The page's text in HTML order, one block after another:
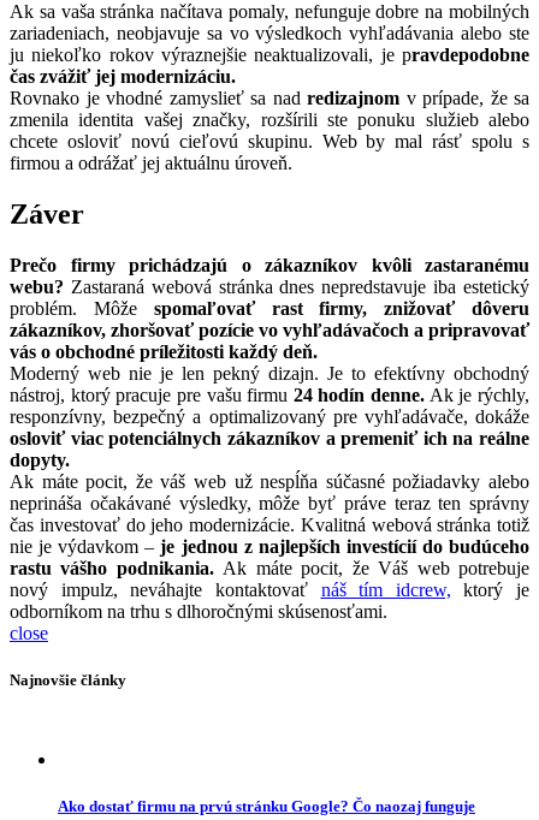
Ak sa vaša stránka načítava pomaly, nefunguje dobre na mobilných
zariadeniach, neobjavuje sa vo výsledkoch vyhľadávania alebo ste
ju niekoľko rokov výraznejšie neaktualizovali, je pravdepodobne
čas zvážiť jej modernizáciu.
Rovnako je vhodné zamyslieť sa nad redizajnom v prípade, že sa
zmenila identita vašej značky, rozšírili ste ponuku služieb alebo
chcete osloviť novú cieľovú skupinu. Web by mal rásť spolu s
firmou a odrážať jej aktuálnu úroveň.
Záver
Prečo firmy prichádzajú o zákazníkov kvôli zastaranému
webu? Zastaraná webová stránka dnes nepredstavuje iba estetický
problém. Môže spomaľovať rast firmy, znižovať dôveru
zákazníkov, zhoršovať pozície vo vyhľadávačoch a pripravovať
vás o obchodné príležitosti každý deň.
Moderný web nie je len pekný dizajn. Je to efektívny obchodný
nástroj, ktorý pracuje pre vašu firmu 24 hodín denne. Ak je rýchly,
responzívny, bezpečný a optimalizovaný pre vyhľadávače, dokáže
osloviť viac potenciálnych zákazníkov a premeniť ich na reálne
dopyty.
Ak máte pocit, že váš web už nespĺňa súčasné požiadavky alebo
neprináša očakávané výsledky, môže byť práve teraz ten správny
čas investovať do jeho modernizácie. Kvalitná webová stránka totiž
nie je výdavkom –je jednou z najlepších investícií do budúceho
rastu vášho podnikania. Ak máte pocit, že Váš web potrebuje
nový impulz, neváhajte kontaktovať náš tím idcrew, ktorý je
odborníkom na trhu s dlhoročnými skúsenosťami.
close
Najnovšie články
Ako dostať firmu na prvú stránku Google? Čo naozaj funguje